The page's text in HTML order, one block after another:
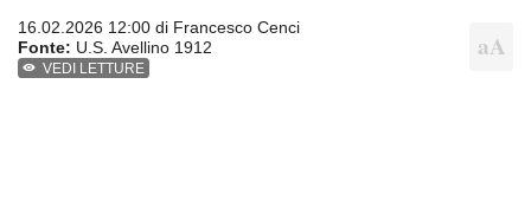
16.02.2026 12:00 di Francesco Cenci
Fonte: U.S. Avellino 1912
VEDI LETTURE